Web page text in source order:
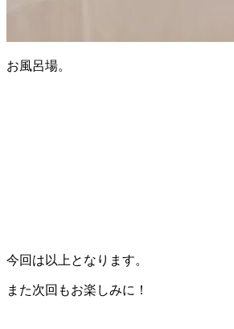
お風呂場。
今回は以上となります。
また次回もお楽しみに！